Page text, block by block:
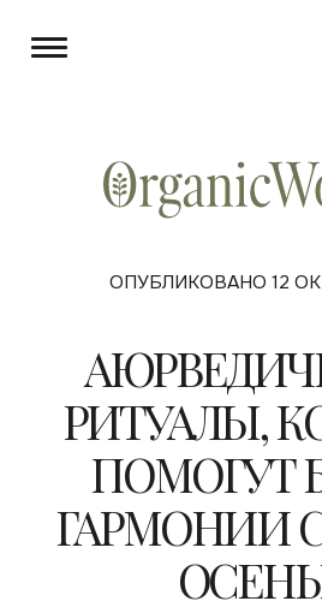
ОПУБЛИКОВАНО 12
РИТУАЛЫ,
ПОМОГУТ
ГАРМОНИИ